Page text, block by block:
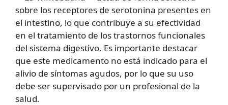
sobre los receptores de serotonina presentes en
el intestino, lo que contribuye a su efectividad
en el tratamiento de los trastornos funcionales
del sistema digestivo. Es importante destacar
que este medicamento no está indicado para el
alivio de síntomas agudos, por lo que su uso
debe ser supervisado por un profesional de la
salud.